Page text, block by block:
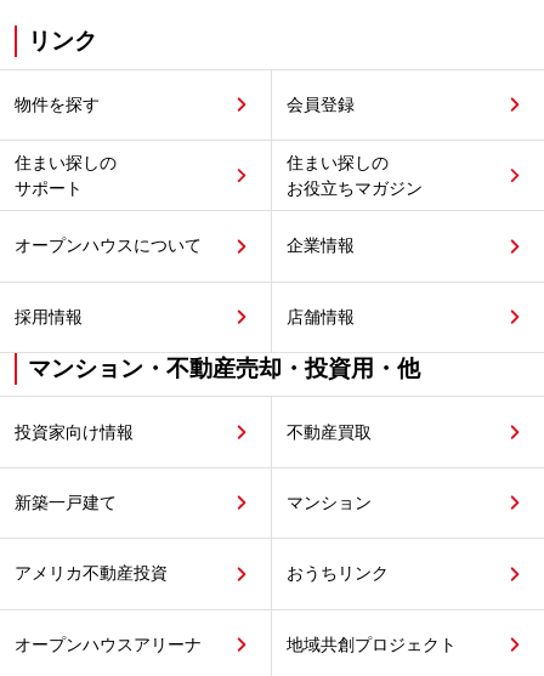
リンク
物件を探す 会員登録
住まい探しの
サポート
住まい探しの
お役立ちマガジン
オープンハウスについて 企業情報
採用情報 店舗情報
マンション・不動産売却・投資用・他
投資家向け情報 不動産買取
新築一戸建て マンション
アメリカ不動産投資 おうちリンク
オープンハウスアリーナ 地域共創プロジェクト